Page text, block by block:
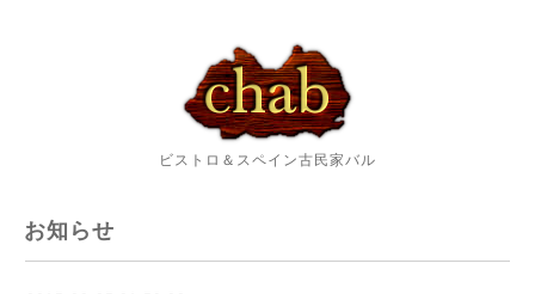
ビストロ＆スペイン古民家バル
お知らせ